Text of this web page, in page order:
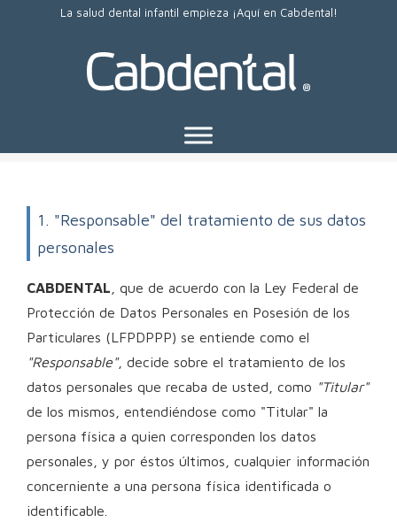
La salud dental infantil empieza ¡Aquí en Cabdental!
1. "Responsable" del tratamiento de sus datos
personales
CABDENTAL , que de acuerdo con la Ley Federal de
Protección de Datos Personales en Posesión de los
Particulares (LFPDPPP) se entiende como el
"Responsable", decide sobre el tratamiento de los
datos personales que recaba de usted, como "Titular"
de los mismos, entendiéndose como "Titular" la
persona física a quien corresponden los datos
personales, y por éstos últimos, cualquier información
concerniente a una persona física identificada o
identificable.